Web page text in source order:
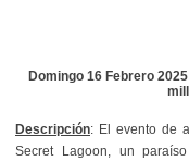
Domingo 16 Febrero 2025
Descripción: El evento de
Secret Lagoon, un